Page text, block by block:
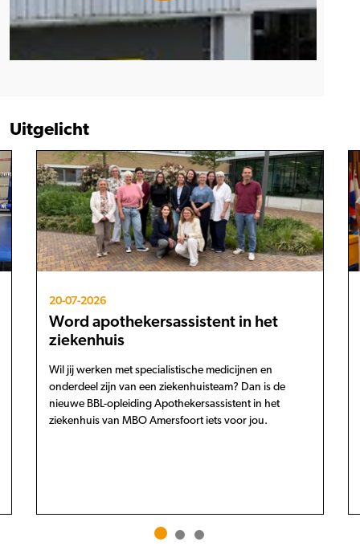
Uitgelicht
20-07-2026
Word apothekersassistent in het
ziekenhuis
Wil jij werken met specialistische medicijnen en
onderdeel zijn van een ziekenhuisteam? Dan is de
nieuwe BBL-opleiding Apothekersassistent in het
ziekenhuis van MBO Amersfoort iets voor jou.